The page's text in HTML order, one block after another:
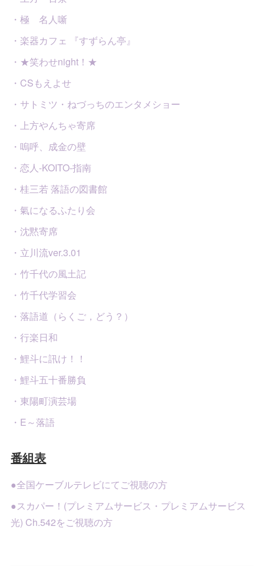
・極 名人噺
・楽器カフェ 『すずらん亭』
・★笑わせnight！★
・CSもえよせ
・サトミツ・ねづっちのエンタメショー
・上方やんちゃ寄席
・嗚呼、成金の壁
・恋人-KOITO-指南
・桂三若 落語の図書館
・氣になるふたり会
・沈黙寄席
・立川流ver.3.01
・竹千代の風土記
・竹千代学習会
・落語道（らくご，どう？）
・行楽日和
・鯉斗に訊け！！
・鯉斗五十番勝負
・東陽町演芸場
・E～落語
番組表
●全国ケーブルテレビにてご視聴の方
●スカパー！(プレミアムサービス・プレミアムサービス
光) Ch.542をご視聴の方